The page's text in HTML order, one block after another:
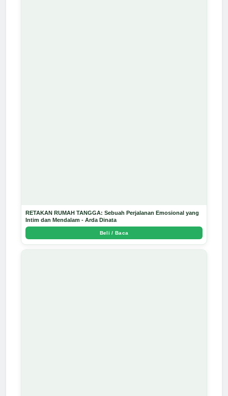
RETAKAN RUMAH TANGGA: Sebuah Perjalanan Emosional yang
Intim dan Mendalam - Arda Dinata
Beli / Baca